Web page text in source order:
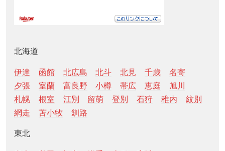
北海道
伊達 函館 北広島 北斗 北見 千歳
名寄
夕張
室蘭 富良野 小樽 帯広 恵庭
旭川
札幌
根室 江別 留萌 登別 石狩 稚内
紋別
網走
苫小牧 釧路
東北